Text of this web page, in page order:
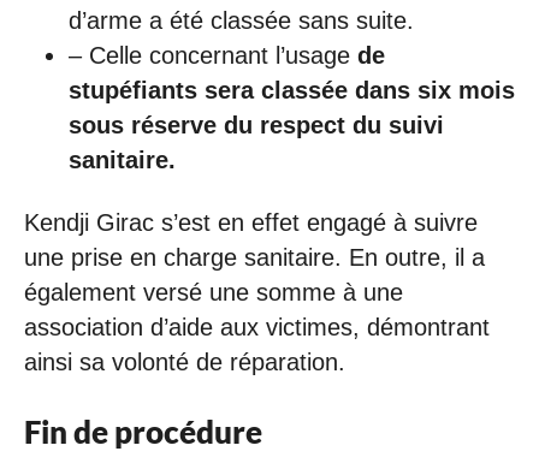
d’arme a été classée sans suite.
– Celle concernant l’usage de
stupéfiants sera classée dans six mois
sous réserve du respect du suivi
sanitaire.
Kendji Girac s’est en effet engagé à suivre
une prise en charge sanitaire. En outre, il a
également versé une somme à une
association d’aide aux victimes, démontrant
ainsi sa volonté de réparation.
Fin de procédure